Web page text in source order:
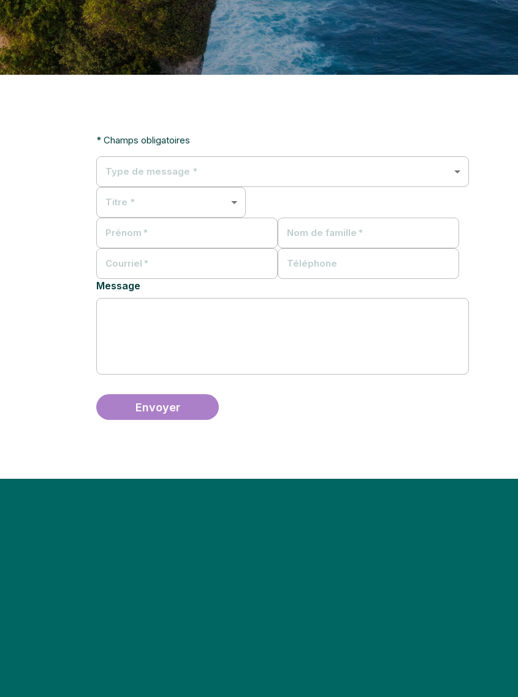
* Champs obligatoires
Type de message *
Titre *
Prénom * Nom de famille *
Courriel * Téléphone
Message
Envoyer